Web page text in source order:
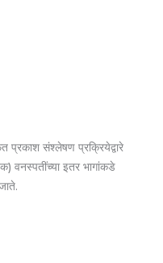
प्रकाश संश्लेषण प्रक्रियेद्वारे
वनस्पतींच्या इतर भागांकडे